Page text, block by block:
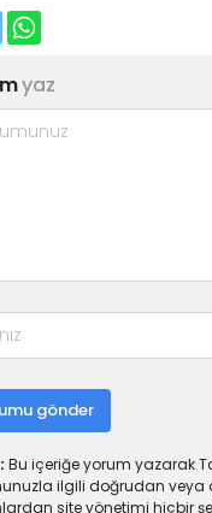
yaz
gönder
Bu içeriğe yorum yazarak
ilgili doğrudan veya
site yönetimi hiçbir